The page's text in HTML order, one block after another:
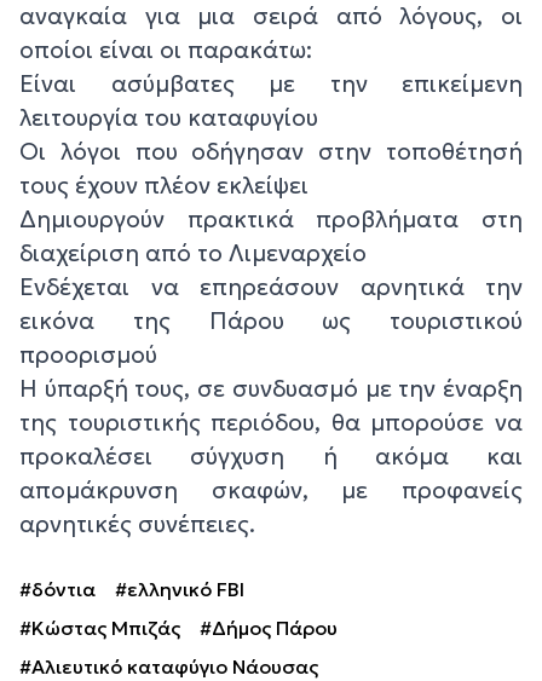
αναγκαία για μια σειρά από λόγους, οι
οποίοι είναι οι παρακάτω:
Είναι ασύμβατες με την επικείμενη
λειτουργία του καταφυγίου
Οι λόγοι που οδήγησαν στην τοποθέτησή
τους έχουν πλέον εκλείψει
Δημιουργούν πρακτικά προβλήματα στη
διαχείριση από το Λιμεναρχείο
Ενδέχεται να επηρεάσουν αρνητικά την
εικόνα της Πάρου ως τουριστικού
προορισμού
Η ύπαρξή τους, σε συνδυασμό με την έναρξη
της τουριστικής περιόδου, θα μπορούσε να
προκαλέσει σύγχυση ή ακόμα και
απομάκρυνση σκαφών, με προφανείς
αρνητικές συνέπειες.
#δόντια
#ελληνικό FBI
#Κώστας Μπιζάς
#Δήμος Πάρου
#Αλιευτικό καταφύγιο Νάουσας